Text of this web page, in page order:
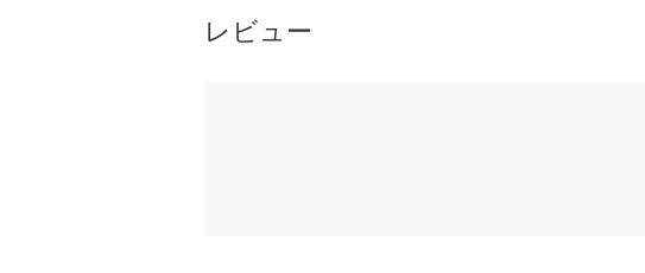
レビュー